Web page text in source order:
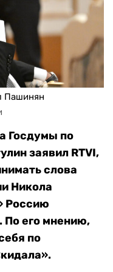
Пашинян
Госдумы по
заявил RTVI,
слова
Никола
Россию
По его мнению,
по